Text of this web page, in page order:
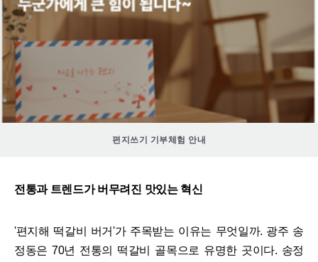
편지쓰기 기부체험 안내
전통과 트렌드가 버무려진 맛있는 혁신
'편지해 떡갈비 버거'가 주목받는 이유는 무엇일까. 광주 송
정동은 70년 전통의 떡갈비 골목으로 유명한 곳이다. 송정